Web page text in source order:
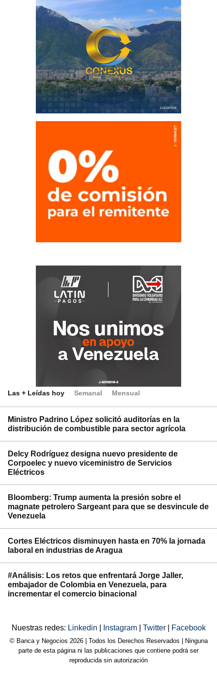
Las + Leídas hoy Semanal Mensual
Ministro Padrino López solicitó auditorías en la
distribución de combustible para sector agrícola
Delcy Rodríguez designa nuevo presidente de
Corpoelec y nuevo viceministro de Servicios
Eléctricos
Bloomberg: Trump aumenta la presión sobre el
magnate petrolero Sargeant para que se desvincule de
Venezuela
Cortes Eléctricos disminuyen hasta en 70% la jornada
laboral en industrias de Aragua
#Análisis: Los retos que enfrentará Jorge Jaller,
embajador de Colombia en Venezuela, para
incrementar el comercio binacional
Nuestras redes: Linkedin Instagram Twitter Facebook
© Banca y Negocios 2026 | Todos los Derechos Reservados | Ninguna
parte de esta página ni las publicaciones que contiene podrá ser
reproducida sin autorización